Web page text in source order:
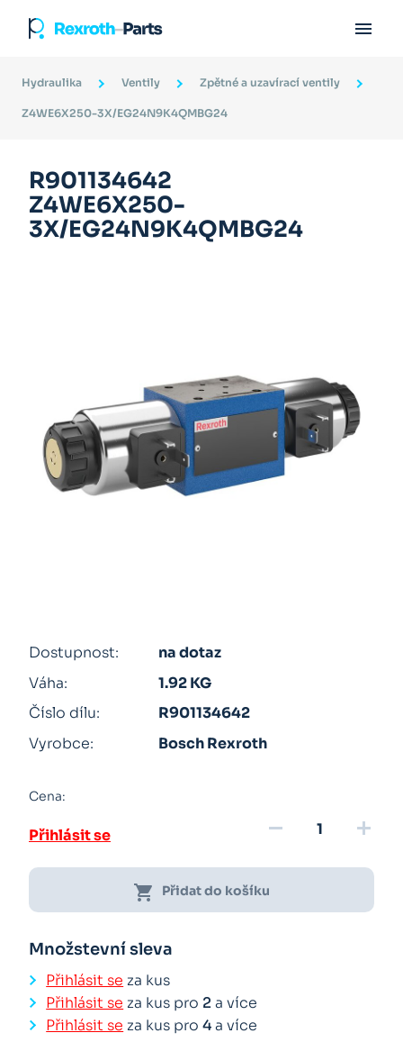

Hydraulika Ventily Zpětné a uzavírací ventily
Z4WE6X250-3X/EG24N9K4QMBG24
R901134642
Z4WE6X250-
3X/EG24N9K4QMBG24
Dostupnost:
na dotaz
Váha:
1.92 KG
Číslo dílu:
R901134642
Vyrobce:
Bosch Rexroth
Cena:
Přihlásit se remove add
shopping_cart Přidat do košíku
Množstevní sleva
Přihlásit se za kus
Přihlásit se za kus pro 2a více
Přihlásit se za kus pro4a více